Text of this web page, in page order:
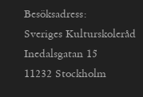
Besöksadress:
Sveriges Kulturskoleråd
Inedalsgatan 15
11232 Stockholm